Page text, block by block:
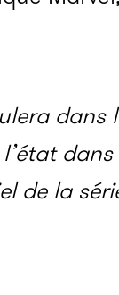
dans
de la